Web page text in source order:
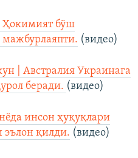
Ҳокимият бўш
(видео)
| Австралия Украинага
беради. (видео)
инсон ҳуқуқлари
эълон қилди. (видео)